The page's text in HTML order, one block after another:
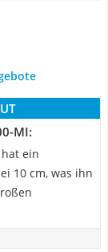
MI:
ein
10 cm, was ihn